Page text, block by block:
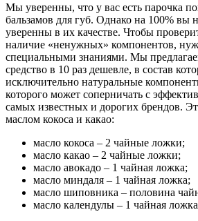
Мы уверенны, что у вас есть парочка
бальзамов для губ. Однако на 100% вы
уверенны в их качестве. Чтобы
наличие «ненужных» компонентов,
специальными знаниями. Мы
средство в 10 раз дешевле, в состав
исключительно натуральные
которого может соперничать с
самых известных и дорогих брендов.
маслом кокоса и какао:
масло кокоса – 2 чайные ложки;
масло какао – 2 чайные ложки;
масло авокадо – 1 чайная ложка;
масло миндаля – 1 чайная ложка;
масло шиповника – половина
масло календулы – 1 чайная